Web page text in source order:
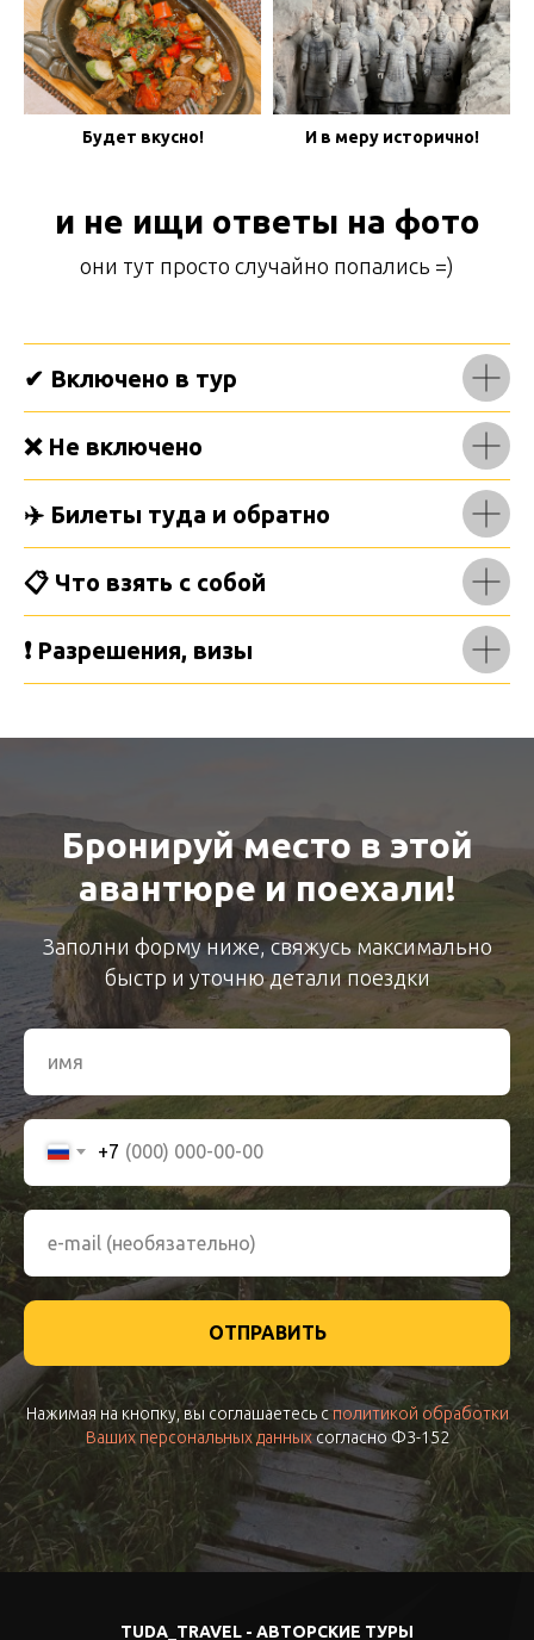
Будет вкусно! И в меру исторично!
и не ищи ответы на фото
они тут просто случайно попались =)
✔ Включено в тур
❌ Не включено
✈️ Билеты туда и обратно
📋 Что взять с собой
❗ Разрешения, визы
Бронируй место в этой
авантюре и поехали!
Заполни форму ниже, свяжусь максимально
быстр и уточню детали поездки
+7
ОТПРАВИТЬ
Нажимая на кнопку, вы соглашаетесь сполитикой обработки
Ваших персональных данныхсогласно ФЗ-152
TUDA_TRAVEL - АВТОРСКИЕ ТУРЫ